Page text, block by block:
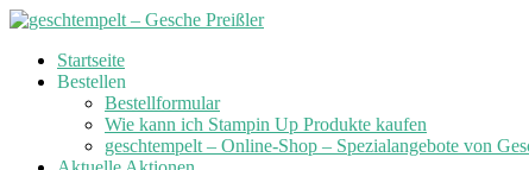
Skip
Startseite
Bestellen
Bestellformular
Wie kann ich Stampin Up Produkte kaufen
geschtempelt – Online-Shop – Spezialangebote von